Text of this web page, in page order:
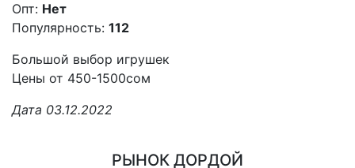
Опт: Нет
Популярность: 112
Большой выбор игрушек
Цены от 450-1500сом
Дата 03.12.2022
РЫНОК ДОРДОЙ